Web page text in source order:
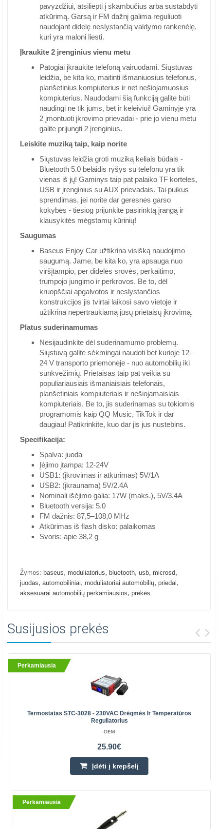
pavyzdžiui, atsiliepti į skambučius arba sustabdyti
atkūrimą. Garsą ir FM dažnį galima reguliuoti
naudojant didelę neslystančią valdymo rankenėlę,
kuri yra maloni liesti.
Įkraukite 2 įrenginius vienu metu
Patogiai įkraukite telefoną vairuodami. Siųstuvas
leidžia, be kita ko, maitinti išmaniuosius telefonus,
planšetinius kompiuterius ir net nešiojamuosius
kompiuterius. Naudodami šią funkciją galite būti
naudingi ne tik jums, bet ir keleiviui! Gaminyje yra
2 įmontuoti įkrovimo prievadai - prie jo vienu metu
galite prijungti 2 įrenginius.
Leiskite muziką taip, kaip norite
Siųstuvas leidžia groti muziką keliais būdais -
Bluetooth 5.0 belaidis ryšys su telefonu yra tik
vienas iš jų! Gaminys taip pat palaiko TF korteles,
USB ir įrenginius su AUX prievadais. Tai puikus
sprendimas, jei norite dar geresnės garso
kokybės - tiesiog prijunkite pasirinktą įrangą ir
klausykitės mėgstamų kūrinių!
Saugumas
Baseus Enjoy Car užtikrina visišką naudojimo
saugumą. Jame, be kita ko, yra apsauga nuo
viršįtampio, per didelės srovės, perkaitimo,
trumpojo jungimo ir perkrovos. Be to, dėl
kruopščiai apgalvotos ir neslystančios
konstrukcijos jis tvirtai laikosi savo vietoje ir
užtikrina nepertraukiamą jūsų prietaisų įkrovimą.
Platus suderinamumas
Nesijaudinkite dėl suderinamumo problemų.
Siųstuvą galite sėkmingai naudoti bet kurioje 12-
24 V transporto priemonėje - nuo automobilių iki
sunkvežimių. Prietaisas taip pat veikia su
populiariausiais išmaniaisiais telefonais,
planšetiniais kompiuteriais ir nešiojamaisiais
kompiuteriais. Be to, jis suderinamas su tokiomis
programomis kaip QQ Music, TikTok ir dar
daugiau! Patikrinkite, kuo dar jis jus nustebins.
Specifikacija:
Spalva: juoda
Įėjimo įtampa: 12-24V
USB1: (įkrovimas ir atkūrimas) 5V/1A
USB2: (įkraunama) 5V/2.4A
Nominali išėjimo galia: 17W (maks.), 5V/3.4A
Bluetooth versija: 5.0
FM dažnis: 87,5–108,0 MHz
Atkūrimas iš flash disko: palaikomas
Svoris: apie 38,2 g
Žymos: baseus, moduliatorius, bluetooth, usb, microsd,
juodas, automobiliniai, moduliatoriai automobilių, priedai,
aksesuarai automobilių perkamiausios, prekės
Susijusios prekės
Perkamiausia
Termostatas STC-3028 - 230VAC Drėgmės Ir Temperatūros
Reguliatorius
OEM
25.90€
Įdėti į krepšelį
Perkamiausia